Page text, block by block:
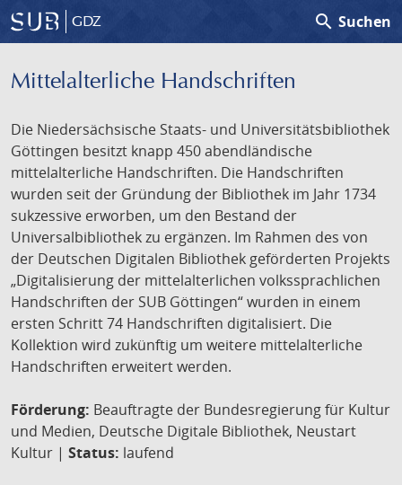
GDZ search Suchen
Mittelalterliche Handschriften
Die Niedersächsische Staats- und Universitätsbibliothek
Göttingen besitzt knapp 450 abendländische
mittelalterliche Handschriften. Die Handschriften
wurden seit der Gründung der Bibliothek im Jahr 1734
sukzessive erworben, um den Bestand der
Universalbibliothek zu ergänzen. Im Rahmen des von
der Deutschen Digitalen Bibliothek geförderten Projekts
„Digitalisierung der mittelalterlichen volkssprachlichen
Handschriften der SUB Göttingen“ wurden in einem
ersten Schritt 74 Handschriften digitalisiert. Die
Kollektion wird zukünftig um weitere mittelalterliche
Handschriften erweitert werden.
Förderung: Beauftragte der Bundesregierung für Kultur
und Medien, Deutsche Digitale Bibliothek, Neustart
Kultur | Status: laufend